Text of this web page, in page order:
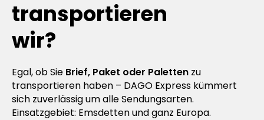
transportieren
wir?
Egal, ob Sie Brief, Paket oder Paletten zu
transportieren haben – DAGO Express kümmert
sich zuverlässig um alle Sendungsarten.
Einsatzgebiet: Emsdetten und ganz Europa.